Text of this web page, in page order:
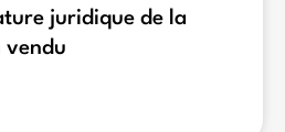
juridique de la
vendu